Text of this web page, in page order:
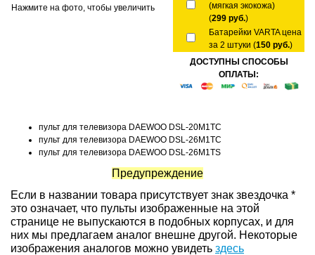
Нажмите на фото, чтобы увеличить
(мягкая экокожа)
(299 руб.)
Батарейки VARTA цена
за 2 штуки (150 руб.)
ДОСТУПНЫ СПОСОБЫ
ОПЛАТЫ:
пульт для телевизора DAEWOO DSL-20M1TC
пульт для телевизора DAEWOO DSL-26M1TC
пульт для телевизора DAEWOO DSL-26M1TS
Предупреждение
Если в названии товара присутствует знак звездочка *
это означает, что пульты изображенные на этой
странице не выпускаются в подобных корпусах, и для
них мы предлагаем аналог внешне другой. Некоторые
изображения аналогов можно увидеть здесь